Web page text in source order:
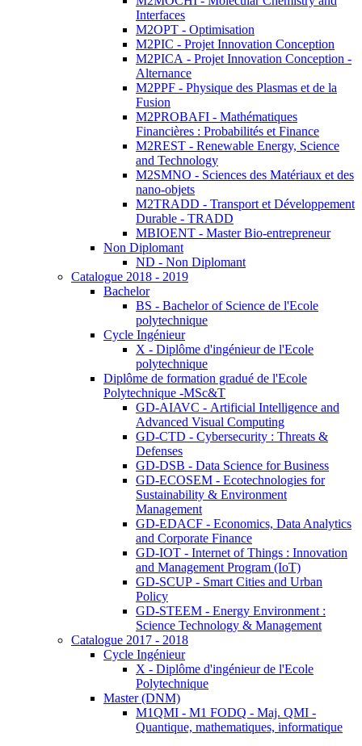
Interfaces
M2OPT - Optimisation
M2PIC - Projet Innovation Conception
M2PICA - Projet Innovation Conception -
Alternance
M2PPF - Physique des Plasmas et de la
Fusion
M2PROBAFI - Mathématiques
Financières : Probabilités et Finance
M2REST - Renewable Energy, Science
and Technology
M2SMNO - Sciences des Matériaux et des
nano-objets
M2TRADD - Transport et Développement
Durable - TRADD
MBIOENT - Master Bio-entrepreneur
Non Diplomant
ND - Non Diplomant
Catalogue 2018 - 2019
Bachelor
BS - Bachelor of Science de l'Ecole
polytechnique
Cycle Ingénieur
X - Diplôme d'ingénieur de l'Ecole
polytechnique
Diplôme de formation gradué de l'Ecole
Polytechnique -MSc&T
GD-AIAVC - Artificial Intelligence and
Advanced Visual Computing
GD-CTD - Cybersecurity : Threats &
Defenses
GD-DSB - Data Science for Business
GD-ECOSEM - Ecotechnologies for
Sustainability & Environment
Management
GD-EDACF - Economics, Data Analytics
and Corporate Finance
GD-IOT - Internet of Things : Innovation
and Management Program (IoT)
GD-SCUP - Smart Cities and Urban
Policy
GD-STEEM - Energy Environment :
Science Technology & Management
Catalogue 2017 - 2018
Cycle Ingénieur
X - Diplôme d'ingénieur de l'Ecole
Polytechnique
Master (DNM)
M1QMI - M1 FODQ - Maj. QMI -
Quantique, mathematiques, informatique